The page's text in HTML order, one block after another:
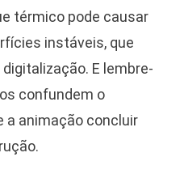
térmico pode causar
instáveis, que
E lembre-
confundem o
a animação concluir